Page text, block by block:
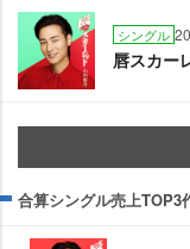
シングル
唇スカー
合算シングル売上TOP3